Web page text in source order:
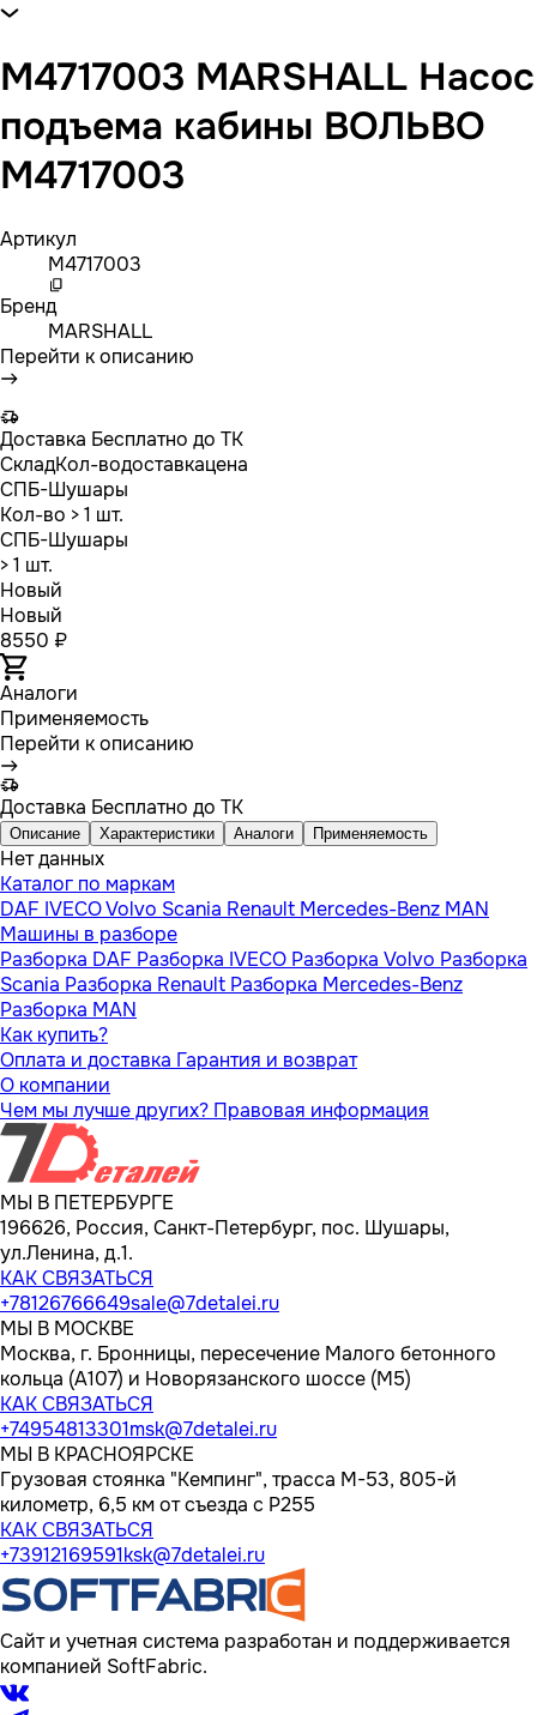
M4717003 MARSHALL Насос
подъема кабины ВОЛЬВО
M4717003
Артикул
M4717003
Бренд
MARSHALL
Перейти к описанию
Доставка Бесплатно до ТК
СкладКол-водоставкацена
СПБ-Шушары
Кол-во > 1 шт.
СПБ-Шушары
> 1 шт.
Новый
Новый
8550 ₽
Аналоги
Применяемость
Перейти к описанию
Доставка Бесплатно до ТК
Описание Характеристики Аналоги Применяемость
Нет данных
Каталог по маркам
DAF IVECOVolvo Scania Renault Mercedes-Benz MAN
Машины в разборе
Разборка DAF Разборка IVECO Разборка Volvo Разборка
Scania Разборка Renault Разборка Mercedes-Benz
Разборка MAN
Как купить?
Оплата и доставка Гарантия и возврат
О компании
Чем мы лучше других? Правовая информация
МЫ В ПЕТЕРБУРГЕ
196626, Россия, Санкт-Петербург, пос. Шушары,
ул.Ленина, д.1.
КАК СВЯЗАТЬСЯ
+78126766649sale@7detalei.ru
МЫ В МОСКВЕ
Москва, г. Бронницы, пересечение Малого бетонного
кольца (А107) и Новорязанского шоссе (М5)
КАК СВЯЗАТЬСЯ
+74954813301msk@7detalei.ru
МЫ В КРАСНОЯРСКЕ
Грузовая стоянка "Кемпинг", трасса M-53, 805-й
километр, 6,5 км от съезда с Р255
КАК СВЯЗАТЬСЯ
+73912169591ksk@7detalei.ru
Сайт и учетная система разработан и поддерживается
компанией SoftFabric.